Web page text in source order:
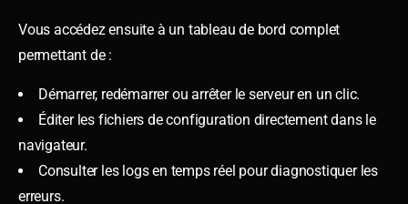
Vous accédez ensuite à un tableau de bord complet
permettant de :
Démarrer, redémarrer ou arrêter le serveur en un clic.
Éditer les fichiers de configuration directement dans le
navigateur.
Consulter les logs en temps réel pour diagnostiquer les
erreurs.